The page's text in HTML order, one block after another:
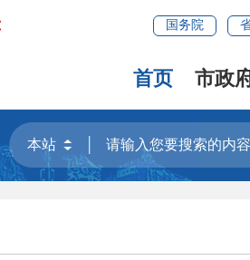
国务院
首页 市政